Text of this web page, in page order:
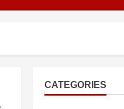
CATEGORIES